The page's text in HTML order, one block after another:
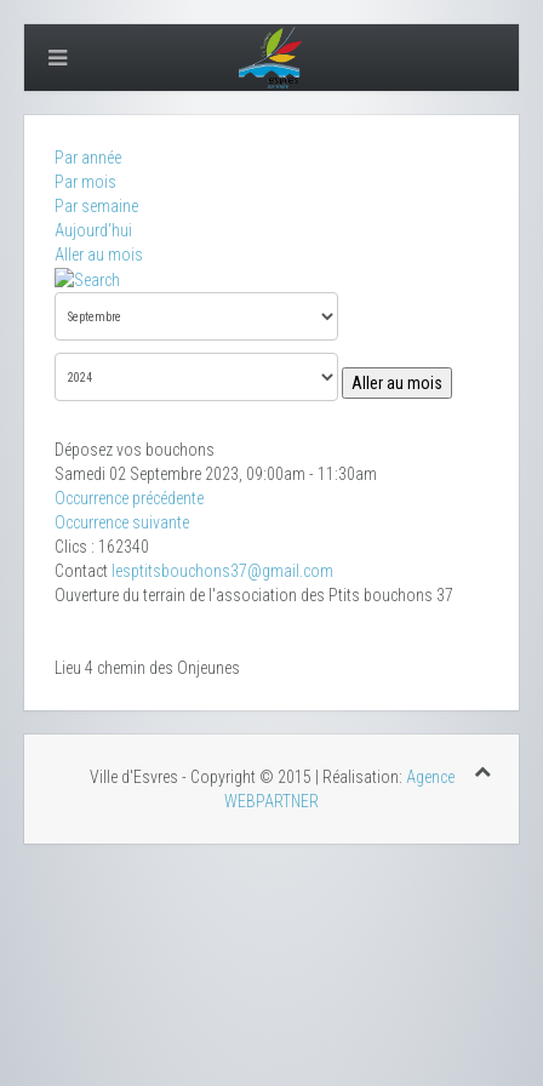
Par année
Par mois
Par semaine
Aujourd'hui
Aller au mois
Aller au mois
Déposez vos bouchons
Samedi 02 Septembre 2023, 09:00am - 11:30am
Occurrence précédente
Occurrence suivante
Clics : 162340
Contact lesptitsbouchons37@gmail.com
Ouverture du terrain de l'association des Ptits bouchons 37
Lieu 4 chemin des Onjeunes
Ville d'Esvres - Copyright © 2015 | Réalisation: Agence
WEBPARTNER